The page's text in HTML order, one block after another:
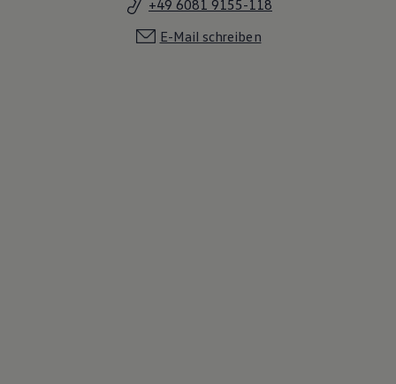
+49 6081 9155-118
E-Mail schreiben